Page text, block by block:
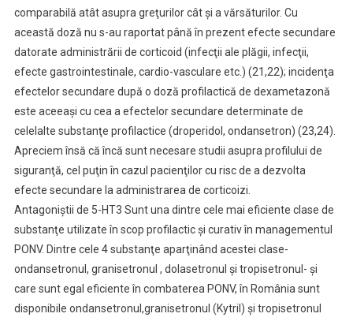
comparabilă atât asupra greţurilor cât şi a vărsăturilor. Cu
această doză nu s-au raportat până în prezent efecte secundare
datorate administrării de corticoid (infecţii ale plăgii, infecţii,
efecte gastrointestinale, cardio-vasculare etc.) (21,22); incidenţa
efectelor secundare după o doză profilactică de dexametazonă
este aceeaşi cu cea a efectelor secundare determinate de
celelalte substanţe profilactice (droperidol, ondansetron) (23,24).
Apreciem însă că încă sunt necesare studii asupra profilului de
siguranţă, cel puţin în cazul pacienţilor cu risc de a dezvolta
efecte secundare la administrarea de corticoizi.
Antagoniştii de 5-HT3 Sunt una dintre cele mai eficiente clase de
substanţe utilizate în scop profilactic şi curativ în managementul
PONV. Dintre cele 4 substanţe aparţinând acestei clase-
ondansetronul, granisetronul , dolasetronul şi tropisetronul- şi
care sunt egal eficiente în combaterea PONV, în România sunt
disponibile ondansetronul,granisetronul (Kytril) şi tropisetronul